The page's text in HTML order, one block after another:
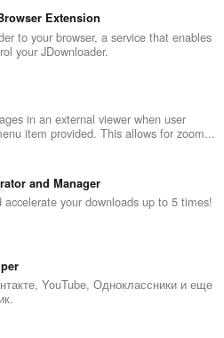
Extension
to your browser, a service that enables
your JDownloader.
in an external viewer when user
item provided. This allows for zoom...
and Manager
accelerate your downloads up to 5 times!
YouTube, Одноклассники и еще